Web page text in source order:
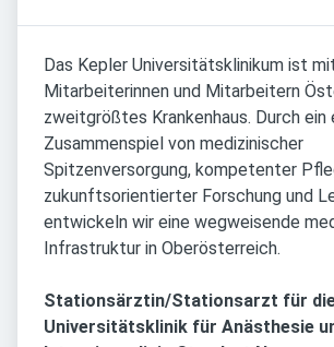
Das Kepler Universitätsklinikum ist
Mitarbeiterinnen und Mitarbeitern
zweitgrößtes Krankenhaus. Durch
Zusammenspiel von medizinischer
Spitzenversorgung, kompetenter
zukunftsorientierter Forschung und
entwickeln wir eine wegweisende
Infrastruktur in Oberösterreich.
Stationsärztin/Stationsarzt für
Universitätsklinik für Anästhesie